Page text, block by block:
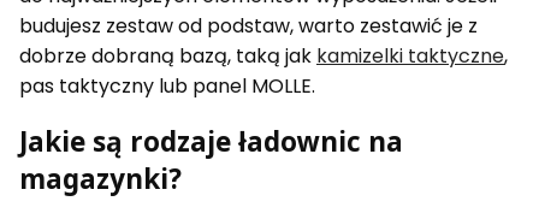
budujesz zestaw od podstaw, warto zestawić je z
dobrze dobraną bazą, taką jak kamizelki taktyczne,
pas taktyczny lub panel MOLLE.
Jakie są rodzaje ładownic na
magazynki?